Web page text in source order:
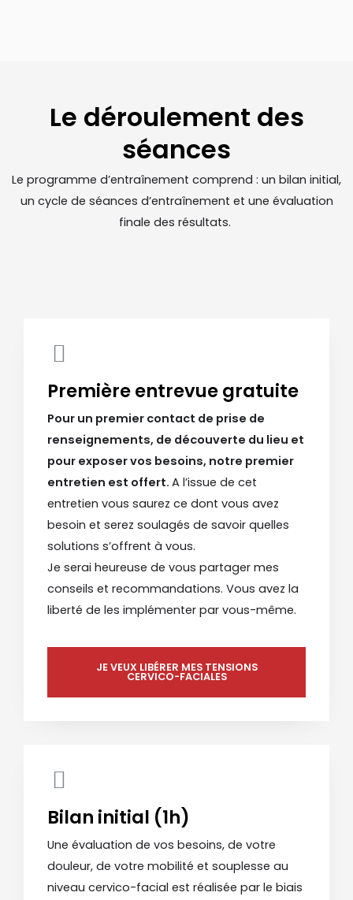
Le déroulement des
séances
Le programme d’entraînement comprend : un bilan initial,
un cycle de séances d’entraînement et une évaluation
finale des résultats.
Première entrevue gratuite
Pour un premier contact de prise de
renseignements, de découverte du lieu et
pour exposer vos besoins, notre premier
entretien est offert. A l’issue de cet
entretien vous saurez ce dont vous avez
besoin et serez soulagés de savoir quelles
solutions s’offrent à vous.
Je serai heureuse de vous partager mes
conseils et recommandations. Vous avez la
liberté de les implémenter par vous-même.
JE VEUX LIBÉRER MES TENSIONS
CERVICO-FACIALES
Bilan initial (1h)
Une évaluation de vos besoins, de votre
douleur, de votre mobilité et souplesse au
niveau cervico-facial est réalisée par le biais